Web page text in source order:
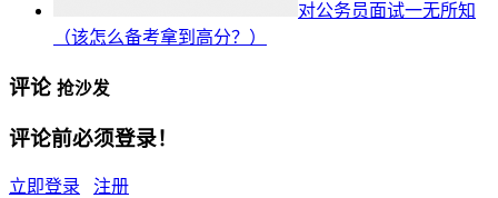
对公务员面试一无所知
（该怎么备考拿到高分？）
评论 抢沙发
评论前必须登录！
立即登录 注册